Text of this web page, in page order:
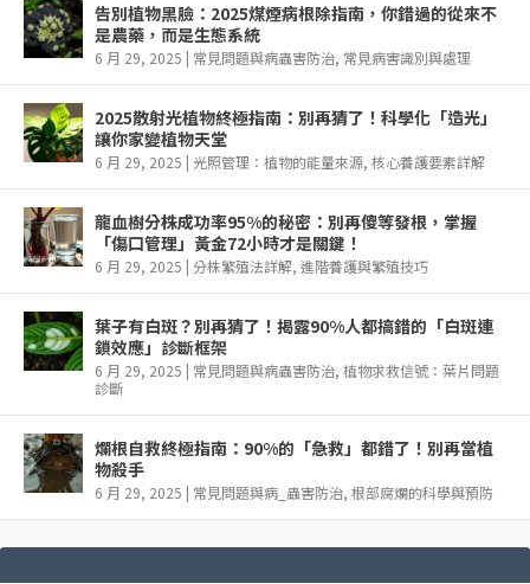
告別植物黑臉：2025煤煙病根除指南，你錯過的從來不
是農藥，而是生態系統
6 月 29, 2025 | 常見問題與病蟲害防治, 常見病害識別與處理
2025散射光植物終極指南：別再猜了！科學化「造光」
讓你家變植物天堂
6 月 29, 2025 | 光照管理：植物的能量來源, 核心養護要素詳解
龍血樹分株成功率95%的秘密：別再傻等發根，掌握
「傷口管理」黃金72小時才是關鍵！
6 月 29, 2025 | 分株繁殖法詳解, 進階養護與繁殖技巧
葉子有白斑？別再猜了！揭露90%人都搞錯的「白斑連
鎖效應」診斷框架
6 月 29, 2025 | 常見問題與病蟲害防治, 植物求救信號：葉片問題
診斷
爛根自救終極指南：90%的「急救」都錯了！別再當植
物殺手
6 月 29, 2025 | 常見問題與病_蟲害防治, 根部腐爛的科學與預防